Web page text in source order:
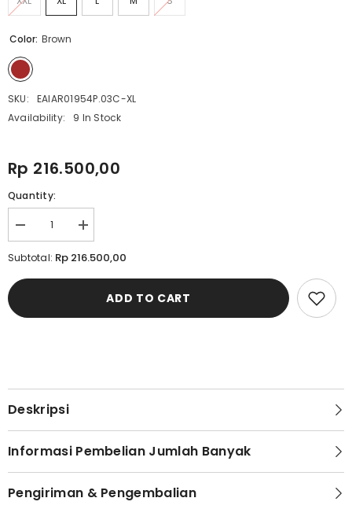
Color: Brown
SKU:
EAIAR01954P.03C-XL
Availability:
9 In Stock
Rp 216.500,00
Quantity:
Decrease
quantity
for
Shirt
E1954P03C
Increase
quantity
for
Shirt
Cardinal
Subtotal: Rp 216.500,00
ADD TO CART
Deskripsi
Informasi Pembelian Jumlah Banyak
Pengiriman & Pengembalian